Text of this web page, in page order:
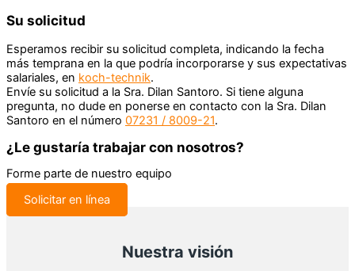
Su solicitud
Esperamos recibir su solicitud completa, indicando la fecha
más temprana en la que podría incorporarse y sus expectativas
salariales, en koch-technik.
Envíe su solicitud a la Sra. Dilan Santoro. Si tiene alguna
pregunta, no dude en ponerse en contacto con la Sra. Dilan
Santoro en el número 07231 / 8009-21.
¿Le gustaría trabajar con nosotros?
Forme parte de nuestro equipo
Solicitar en línea
Nuestra visión